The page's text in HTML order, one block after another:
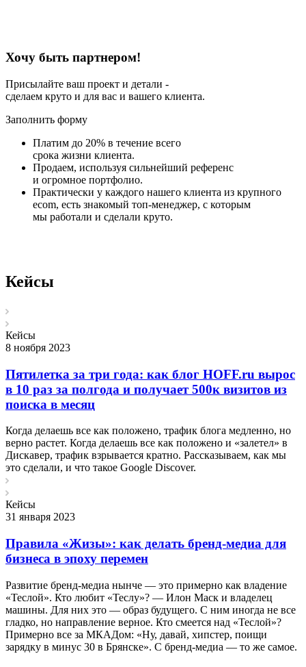
Хочу быть партнером!
Присылайте ваш проект и детали -
сделаем круто и для вас и вашего клиента.
Заполнить форму
Платим до 20% в течение всего
срока жизни клиента.
Продаем, используя сильнейший референс
и огромное портфолио.
Практически у каждого нашего клиента из крупного
ecom, есть знакомый топ-менеджер, с которым
мы работали и сделали круто.
Кейсы
Кейсы
8 ноября 2023
Пятилетка за три года: как блог HOFF.ru вырос
в 10 раз за полгода и получает 500к визитов из
поиска в месяц
Когда делаешь все как положено, трафик блога медленно, но
верно растет. Когда делаешь все как положено и «залетел» в
Дискавер, трафик взрывается кратно. Рассказываем, как мы
это сделали, и что такое Google Discover.
Кейсы
31 января 2023
Правила «Жизы»: как делать бренд-медиа для
бизнеса в эпоху перемен
Развитие бренд-медиа нынче — это примерно как владение
«Теслой». Кто любит «Теслу»? — Илон Маск и владелец
машины. Для них это — образ будущего. С ним иногда не все
гладко, но направление верное. Кто смеется над «Теслой»?
Примерно все за МКАДом: «Ну, давай, хипстер, поищи
зарядку в минус 30 в Брянске». С бренд-медиа — то же самое.